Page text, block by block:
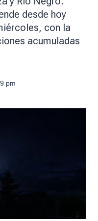
desde hoy
con la
acumuladas
pm